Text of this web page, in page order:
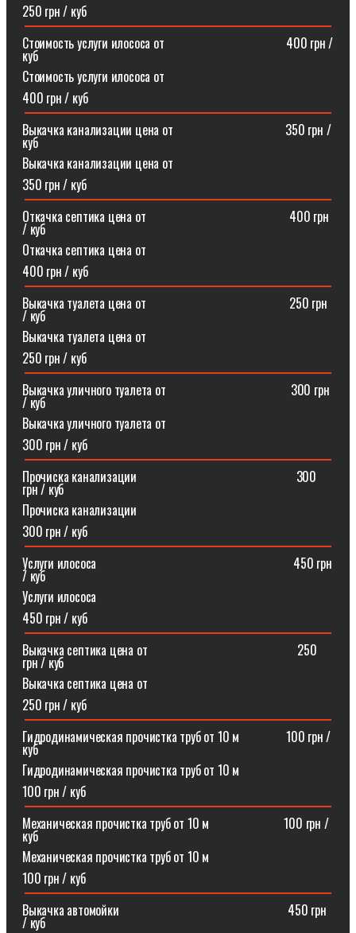
250 грн / куб
Стоимость услуги илососа от⠀⠀⠀⠀⠀⠀⠀⠀⠀⠀⠀⠀⠀400 грн /
куб
Стоимость услуги илососа от
400 грн / куб
Выкачка канализации цена от⠀⠀⠀⠀⠀⠀⠀⠀⠀⠀⠀⠀350 грн /
куб
Выкачка канализации цена от
350 грн / куб
Откачка септика цена от ⠀⠀⠀⠀⠀⠀⠀⠀⠀⠀⠀⠀⠀⠀⠀400 грн
/ куб
Откачка септика цена от
400 грн / куб
Выкачка туалета цена от ⠀⠀⠀⠀⠀⠀⠀⠀⠀⠀⠀⠀⠀⠀⠀250 грн
/ куб
Выкачка туалета цена от
250 грн / куб
Выкачка уличного туалета от ⠀⠀⠀⠀⠀⠀⠀⠀⠀⠀⠀⠀⠀300 грн
/ куб
Выкачка уличного туалета от
300 грн / куб
Прочиска канализации⠀⠀⠀⠀⠀⠀⠀⠀⠀⠀⠀⠀⠀⠀⠀⠀⠀300
грн / куб
Прочиска канализации
300 грн / куб
Услуги илососа⠀⠀⠀⠀⠀⠀⠀⠀⠀⠀⠀⠀⠀⠀⠀⠀⠀⠀⠀⠀⠀450 грн
/ куб
Услуги илососа
450 грн / куб
Выкачка септика цена от⠀⠀⠀⠀⠀⠀⠀⠀⠀⠀⠀⠀⠀⠀⠀⠀250
грн / куб
Выкачка септика цена от
250 грн / куб
Гидродинамическая прочистка труб от 10 м⠀⠀⠀⠀⠀100 грн /
куб
Гидродинамическая прочистка труб от 10 м
100 грн / куб
Механическая прочистка труб от 10 м⠀⠀⠀⠀⠀⠀⠀⠀100 грн /
куб
Механическая прочистка труб от 10 м
100 грн / куб
Выкачка автомойки⠀⠀⠀⠀⠀⠀⠀⠀⠀⠀⠀⠀⠀⠀⠀⠀⠀⠀450 грн
/ куб